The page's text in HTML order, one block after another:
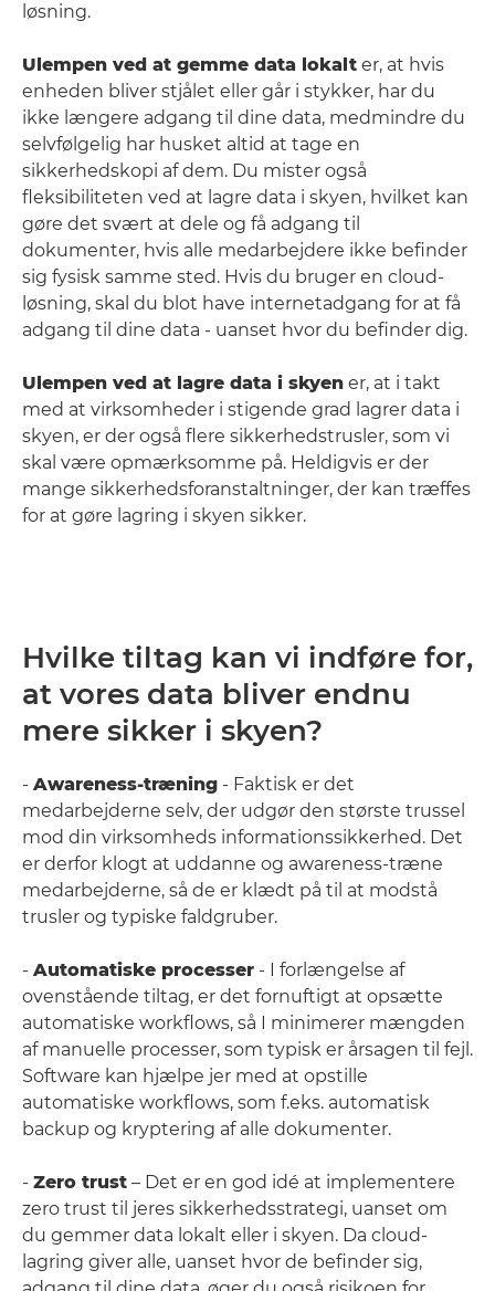
løsning.
Ulempen ved at gemme data lokalt er, at hvis
enheden bliver stjålet eller går i stykker, har du
ikke længere adgang til dine data, medmindre du
selvfølgelig har husket altid at tage en
sikkerhedskopi af dem. Du mister også
fleksibiliteten ved at lagre data i skyen, hvilket kan
gøre det svært at dele og få adgang til
dokumenter, hvis alle medarbejdere ikke befinder
sig fysisk samme sted. Hvis du bruger en cloud-
løsning, skal du blot have internetadgang for at få
adgang til dine data - uanset hvor du befinder dig.
Ulempen ved at lagre data i skyen er, at i takt
med at virksomheder i stigende grad lagrer data i
skyen, er der også flere sikkerhedstrusler, som vi
skal være opmærksomme på. Heldigvis er der
mange sikkerhedsforanstaltninger, der kan træffes
for at gøre lagring i skyen sikker.
Hvilke tiltag kan vi indføre for,
at vores data bliver endnu
mere sikker i skyen?
- Awareness-træning - Faktisk er det
medarbejderne selv, der udgør den største trussel
mod din virksomheds informationssikkerhed. Det
er derfor klogt at uddanne og awareness-træne
medarbejderne, så de er klædt på til at modstå
trusler og typiske faldgruber.
- Automatiske processer - I forlængelse af
ovenstående tiltag, er det fornuftigt at opsætte
automatiske workflows, så I minimerer mængden
af manuelle processer, som typisk er årsagen til fejl.
Software kan hjælpe jer med at opstille
automatiske workflows, som f.eks. automatisk
backup og kryptering af alle dokumenter.
- Zero trust – Det er en god idé at implementere
zero trust til jeres sikkerhedsstrategi, uanset om
du gemmer data lokalt eller i skyen. Da cloud-
lagring giver alle, uanset hvor de befinder sig,